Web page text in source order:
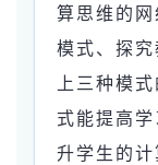
算思维的
模式、探
上三种模
式能提高
升学生的计